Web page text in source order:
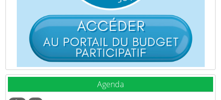
Agenda